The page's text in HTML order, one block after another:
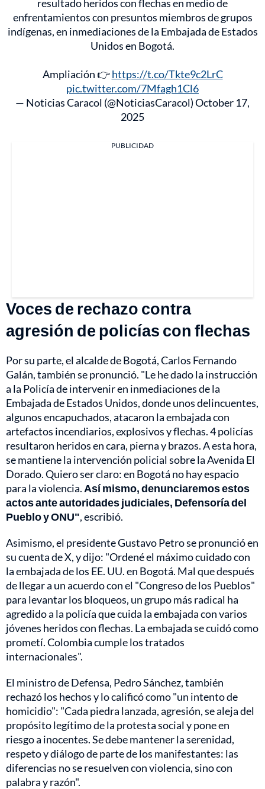
resultado heridos con flechas en medio de
enfrentamientos con presuntos miembros de grupos
indígenas, en inmediaciones de la Embajada de Estados
Unidos en Bogotá.
Ampliación 👉https://t.co/Tkte9c2LrC
pic.twitter.com/7Mfagh1Cl6
— Noticias Caracol (@NoticiasCaracol)October 17,
2025
PUBLICIDAD
Voces de rechazo contra
agresión de policías con flechas
Por su parte, el alcalde de Bogotá, Carlos Fernando
Galán, también se pronunció. "Le he dado la instrucción
a la Policía de intervenir en inmediaciones de la
Embajada de Estados Unidos, donde unos delincuentes,
algunos encapuchados, atacaron la embajada con
artefactos incendiarios, explosivos y flechas. 4 policías
resultaron heridos en cara, pierna y brazos. A esta hora,
se mantiene la intervención policial sobre la Avenida El
Dorado. Quiero ser claro: en Bogotá no hay espacio
para la violencia. Así mismo, denunciaremos estos
actos ante autoridades judiciales, Defensoría del
Pueblo y ONU", escribió.
Asimismo, el presidente Gustavo Petro se pronunció en
su cuenta de X, y dijo: "Ordené el máximo cuidado con
la embajada de los EE. UU. en Bogotá. Mal que después
de llegar a un acuerdo con el "Congreso de los Pueblos"
para levantar los bloqueos, un grupo más radical ha
agredido a la policía que cuida la embajada con varios
jóvenes heridos con flechas. La embajada se cuidó como
prometí. Colombia cumple los tratados
internacionales".
El ministro de Defensa, Pedro Sánchez, también
rechazó los hechos y lo calificó como "un intento de
homicidio": "Cada piedra lanzada, agresión, se aleja del
propósito legítimo de la protesta social y pone en
riesgo a inocentes. Se debe mantener la serenidad,
respeto y diálogo de parte de los manifestantes: las
diferencias no se resuelven con violencia, sino con
palabra y razón".